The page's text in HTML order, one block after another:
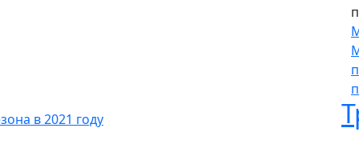
в 2021 году